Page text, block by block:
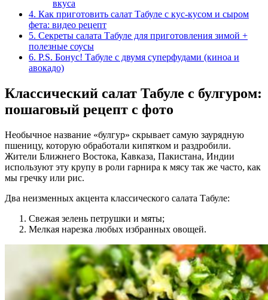
вкуса
4. Как приготовить салат Табуле с кус-кусом и сыром
фета: видео рецепт
5. Секреты салата Табуле для приготовления зимой +
полезные соусы
6. P.S. Бонус! Табуле с двумя суперфудами (киноа и
авокадо)
Классический салат Табуле с булгуром:
пошаговый рецепт с фото
Необычное название «булгур» скрывает самую заурядную
пшеницу, которую обработали кипятком и раздробили.
Жители Ближнего Востока, Кавказа, Пакистана, Индии
используют эту крупу в роли гарнира к мясу так же часто, как
мы гречку или рис.
Два неизменных акцента классического салата Табуле:
Свежая зелень петрушки и мяты;
Мелкая нарезка любых избранных овощей.